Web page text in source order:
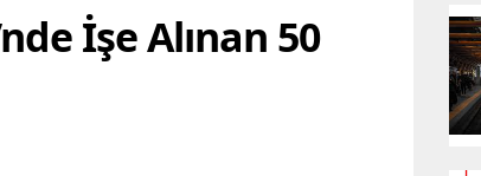
İşe Alınan 50